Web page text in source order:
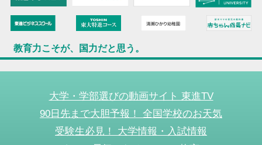
教育力こそが、国力だと思う。
大学・学部選びの動画サイト 東進TV
90日先まで大胆予報！ 全国学校のお天気
受験生必見！ 大学情報・入試情報